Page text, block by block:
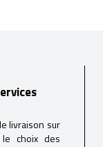
livraison sur
le choix des